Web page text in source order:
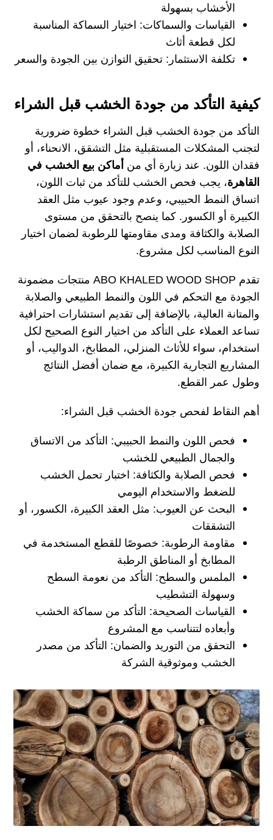
الأخشاب بسهولة
القياسات والسماكات: اختيار السماكة المناسبة
لكل قطعة أثاث
تكلفة الاستثمار: تحقيق التوازن بين الجودة والسعر
كيفية التأكد من جودة الخشب قبل الشراء
التأكد من جودة الخشب قبل الشراء خطوة ضرورية
لتجنب المشكلات المستقبلية مثل التشقق، الانحناء، أو
فقدان اللون. عند زيارة أي من أماكن بيع الخشب في
القاهرة، يجب فحص الخشب للتأكد من ثبات اللون،
اتساق النمط الحبيبي، وعدم وجود عيوب مثل العقد
الكبيرة أو الكسور. كما ينصح بالتحقق من مستوى
الصلابة والكثافة ومدى مقاومتها للرطوبة لضمان اختيار
النوع المناسب لكل مشروع.
تقدم ABO KHALED WOOD SHOP منتجات مضمونة
الجودة مع التحكم في اللون والنمط الطبيعي والصلابة
والمتانة العالية، بالإضافة إلى تقديم استشارات احترافية
تساعد العملاء على التأكد من اختيار النوع الصحيح لكل
استخدام، سواء للأثاث المنزلي، المطابخ، الدواليب، أو
المشاريع التجارية الكبيرة، مع ضمان أفضل النتائج
وطول عمر القطع.
أهم النقاط لفحص جودة الخشب قبل الشراء:
فحص اللون والنمط الحبيبي: التأكد من الاتساق
والجمال الطبيعي للخشب
فحص الصلابة والكثافة: اختبار تحمل الخشب
للضغط والاستخدام اليومي
البحث عن العيوب: مثل العقد الكبيرة، الكسور، أو
التشققات
مقاومة الرطوبة: خصوصًا للقطع المستخدمة في
المطابخ أو المناطق الرطبة
الملمس والسطح: التأكد من نعومة السطح
وسهولة التشطيب
القياسات الصحيحة: التأكد من سماكة الخشب
وأبعاده لتتناسب مع المشروع
التحقق من التوريد والضمان: التأكد من مصدر
الخشب وموثوقية الشركة